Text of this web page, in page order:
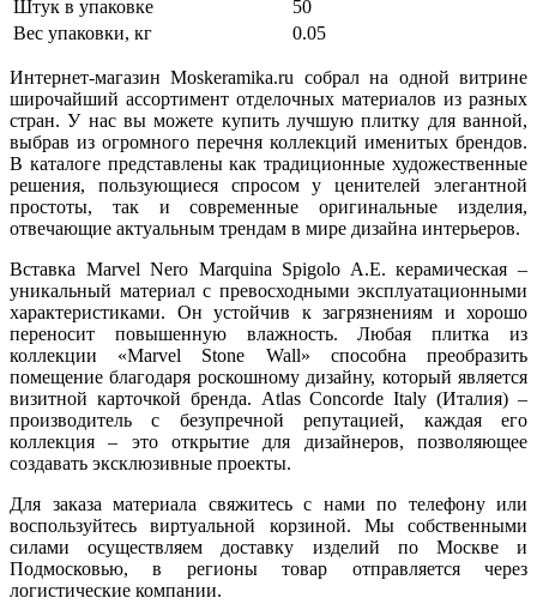
Штук в упаковке
50
Вес упаковки, кг
0.05
Интернет-магазин Moskeramika.ru собрал на одной витрине
широчайший ассортимент отделочных материалов из разных
стран. У нас вы можете купить лучшую плитку для ванной,
выбрав из огромного перечня коллекций именитых брендов.
В каталоге представлены как традиционные художественные
решения, пользующиеся спросом у ценителей элегантной
простоты, так и современные оригинальные изделия,
отвечающие актуальным трендам в мире дизайна интерьеров.
Вставка Marvel Nero Marquina Spigolo A.E. керамическая –
уникальный материал с превосходными эксплуатационными
характеристиками. Он устойчив к загрязнениям и хорошо
переносит повышенную влажность. Любая плитка из
коллекции «Marvel Stone Wall» способна преобразить
помещение благодаря роскошному дизайну, который является
визитной карточкой бренда. Atlas Concorde Italy (Италия) –
производитель с безупречной репутацией, каждая его
коллекция – это открытие для дизайнеров, позволяющее
создавать эксклюзивные проекты.
Для заказа материала свяжитесь с нами по телефону или
воспользуйтесь виртуальной корзиной. Мы собственными
силами осуществляем доставку изделий по Москве и
Подмосковью, в регионы товар отправляется через
логистические компании.